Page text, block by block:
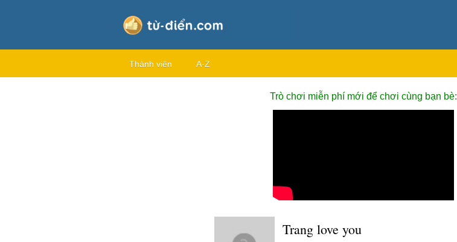
Thành viên A-Z
Trò chơi miễn phí mới để chơi cùng bạn bè:
Trang love you